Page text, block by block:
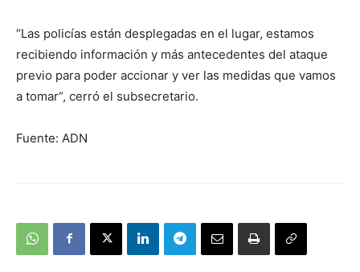
“Las policías están desplegadas en el lugar, estamos
recibiendo información y más antecedentes del ataque
previo para poder accionar y ver las medidas que vamos
a tomar“, cerró el subsecretario.
Fuente: ADN